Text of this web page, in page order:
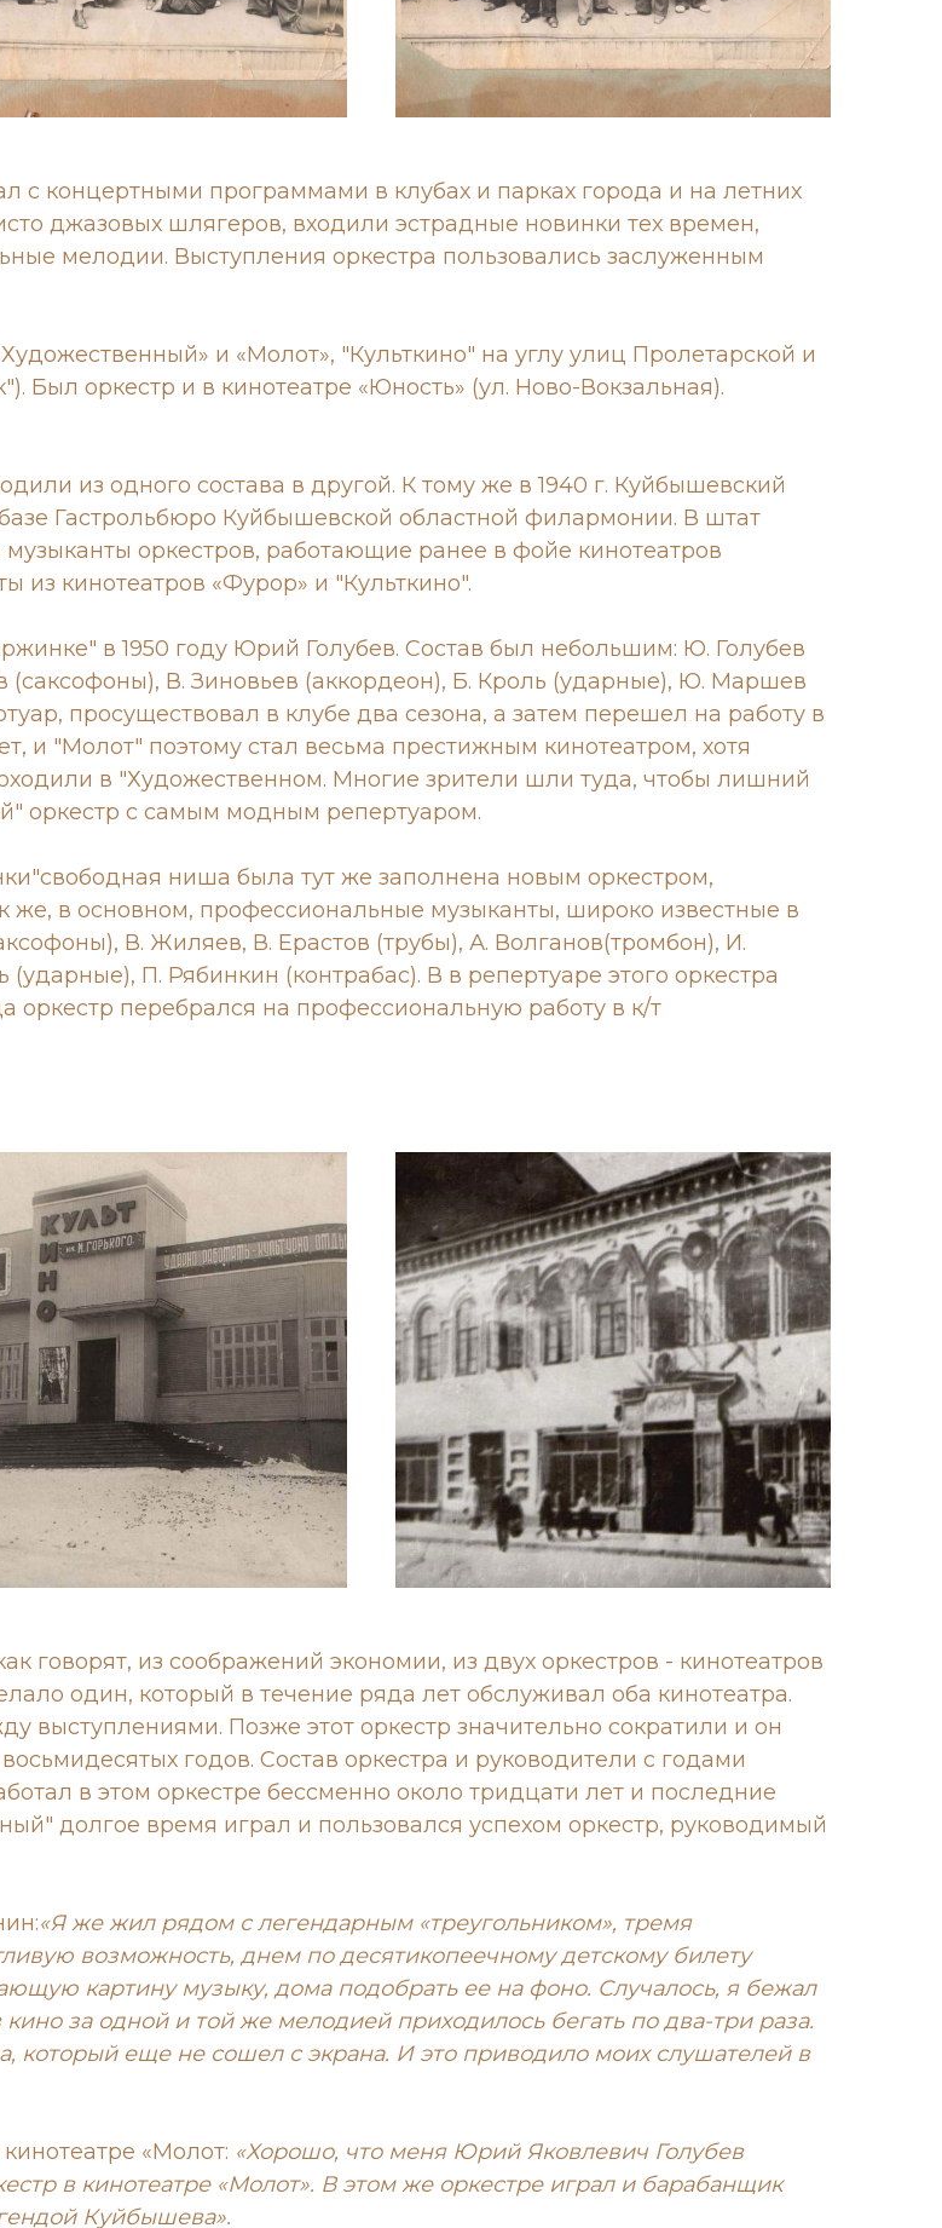
с концертными программами в клубах и парках города и на летних
джазовых шлягеров, входили эстрадные новинки тех времен,
мелодии. Выступления оркестра пользовались заслуженным
и «Молот», "Культкино" на углу улиц Пролетарской и
Был оркестр и в кинотеатре «Юность» (ул. Ново-Вокзальная).
из одного состава в другой. К тому же в 1940 г. Куйбышевский
Гастрольбюро Куйбышевской областной филармонии. В штат
оркестров, работающие ранее в фойе кинотеатров
из кинотеатров «Фурор» и "Культкино".
в 1950 году Юрий Голубев. Состав был небольшим: Ю. Голубев
(саксофоны), В. Зиновьев (аккордеон), Б. Кроль (ударные), Ю. Маршев
просуществовал в клубе два сезона, а затем перешел на работу в
и "Молот" поэтому стал весьма престижным кинотеатром, хотя
в "Художественном. Многие зрители шли туда, чтобы лишний
оркестр с самым модным репертуаром.
ниша была тут же заполнена новым оркестром,
в основном, профессиональные музыканты, широко известные в
В. Жиляев, В. Ерастов (трубы), А. Волганов(тромбон), И.
П. Рябинкин (контрабас). В в репертуаре этого оркестра
оркестр перебрался на профессиональную работу в к/т
говорят, из соображений экономии, из двух оркестров - кинотеатров
один, который в течение ряда лет обслуживал оба кинотеатра.
выступлениями. Позже этот оркестр значительно сократили и он
годов. Состав оркестра и руководители с годами
в этом оркестре бессменно около тридцати лет и последние
долгое время играл и пользовался успехом оркестр, руководимый
«Я же жил рядом с легендарным «треугольником», тремя
возможность, днем по десятикопеечному детскому билету
картину музыку, дома подобрать ее на фоно. Случалось, я бежал
за одной и той же мелодией приходилось бегать по два-три раза.
который еще не сошел с экрана. И это приводило моих слушателей в
«Молот: «Хорошо, что меня Юрий Яковлевич Голубев
в кинотеатре «Молот». В этом же оркестре играл и барабанщик
Куйбышева».